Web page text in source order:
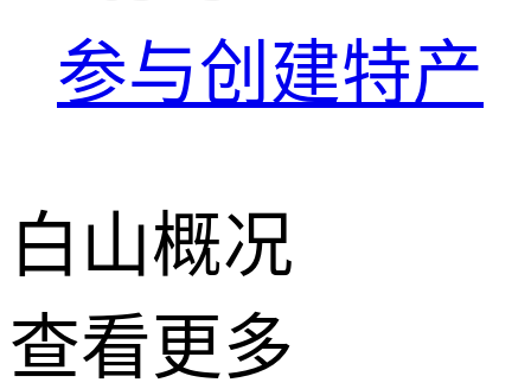
参与创建特产
白山概况
查看更多